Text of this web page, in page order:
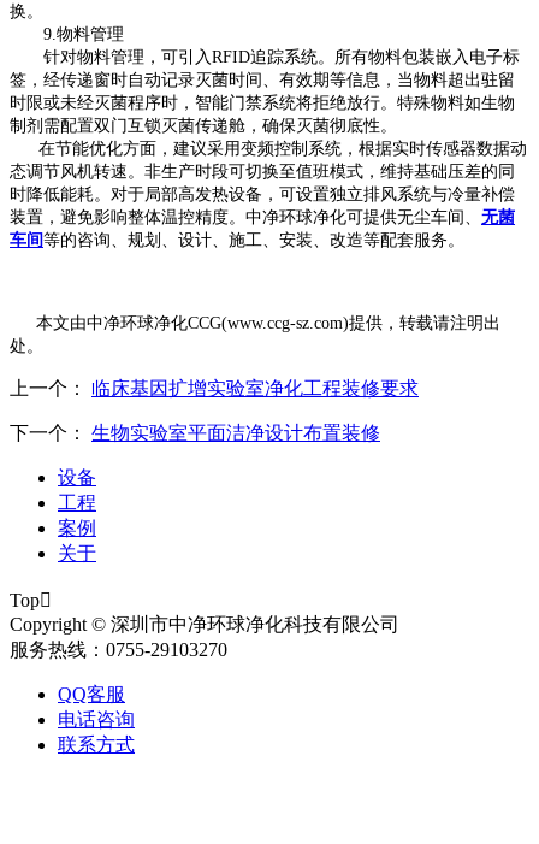
换。
9. 物料管理
针对物料管理，可引入 RFID追踪系统。所有物料包装嵌入电子标
签，经传递窗时自动记录灭菌时间、有效期等信息，当物料超出驻留
时限或未经灭菌程序时，智能门禁系统将拒绝放行。特殊物料如生物
制剂需配置双门互锁灭菌传递舱，确保灭菌彻底性。
在节能优化方面，建议采用变频控制系统，根据实时传感器数据动
态调节风机转速。非生产时段可切换至值班模式，维持基础压差的同
时降低能耗。对于局部高发热设备，可设置独立排风系统与冷量补偿
装置，避免影响整体温控精度。 中净环球净化可提供无尘车间、 无菌
车间等的咨询、规划、设计、施工、安装、改造等配套服务。
本文由中净环球净化CCG(www.ccg-sz.com)提供，转载请注明出
处。
上一个： 临床基因扩增实验室净化工程装修要求
下一个： 生物实验室平面洁净设计布置装修
设备
工程
案例
关于
Top
Copyright © 深圳市中净环球净化科技有限公司
服务热线：0755-29103270
QQ客服
电话咨询
联系方式